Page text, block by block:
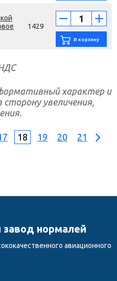
1429
характер и
увеличения,
18 19 20 21
нормалей
авиационного